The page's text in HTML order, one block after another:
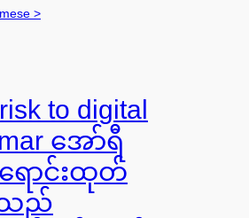
>
to digital
အော်ရီ
ရောင်းထုတ်
ည်